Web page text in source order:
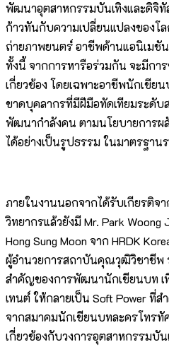
พัฒนาอุตสาหกรรมบันเทิงและดิจิ
ก้าวทันกับความเปลี่ยนแปลงของโ
ถ่ายภาพยนตร์ อาชีพด้านแอนิเมชั
ทั้งนี้ จากการหารือร่วมกัน จะมีก
เกี่ยวข้อง โดยเฉพาะอาชีพนักเขี
ขาดบุคลากรที่มีฝีมือทัดเทียมระดับ
พัฒนากำลังคน ตามนโยบายการผ
ได้อย่างเป็นรูปธรรม ในมาตรฐาน
ภายในงานนอกจากได้รับเกียรติจา
วิทยากรแล้วยังมี Mr. Park Woong
Hong Sung Moon จาก HRDK
ผู้อำนวยการสถาบันคุณวุฒิวิชาชีพ
สำคัญของการพัฒนานักเขียนบท เ
เทนต์ ให้กลายเป็น Soft Power ที่
จากสมาคมนักเขียนบทละครโทร
เกี่ยวข้องกับวงการอุตสาหกรรมบัน